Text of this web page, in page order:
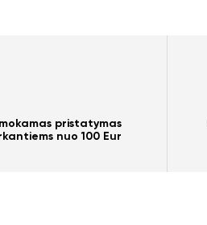
pristatymas
nuo 100 Eur